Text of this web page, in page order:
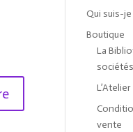
Qui suis-je
Boutique
La
vente